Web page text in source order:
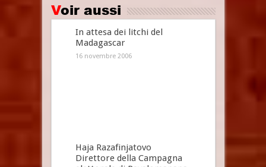
Voir aussi
In attesa dei litchi del
Madagascar
16 novembre 2006
Haja Razafinjatovo
Direttore della Campagna